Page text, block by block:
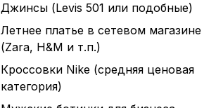
Джинсы (Levis 501 или подобные)
Летнее платье в сетевом магазине
(Zara, H&M и т.п.)
Кроссовки Nike (средняя ценовая
категория)